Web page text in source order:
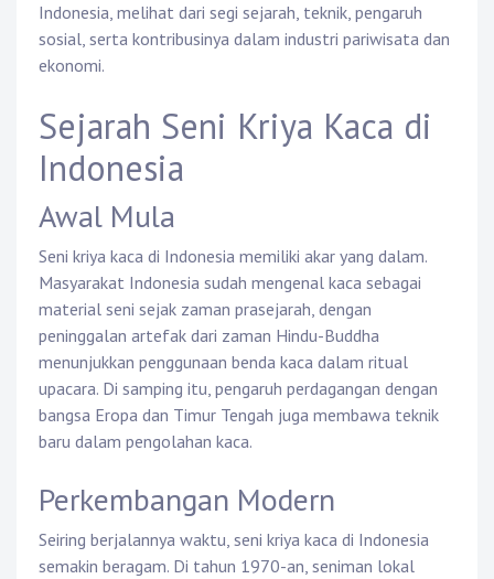
Indonesia, melihat dari segi sejarah, teknik, pengaruh
sosial, serta kontribusinya dalam industri pariwisata dan
ekonomi.
Sejarah Seni Kriya Kaca di
Indonesia
Awal Mula
Seni kriya kaca di Indonesia memiliki akar yang dalam.
Masyarakat Indonesia sudah mengenal kaca sebagai
material seni sejak zaman prasejarah, dengan
peninggalan artefak dari zaman Hindu-Buddha
menunjukkan penggunaan benda kaca dalam ritual
upacara. Di samping itu, pengaruh perdagangan dengan
bangsa Eropa dan Timur Tengah juga membawa teknik
baru dalam pengolahan kaca.
Perkembangan Modern
Seiring berjalannya waktu, seni kriya kaca di Indonesia
semakin beragam. Di tahun 1970-an, seniman lokal